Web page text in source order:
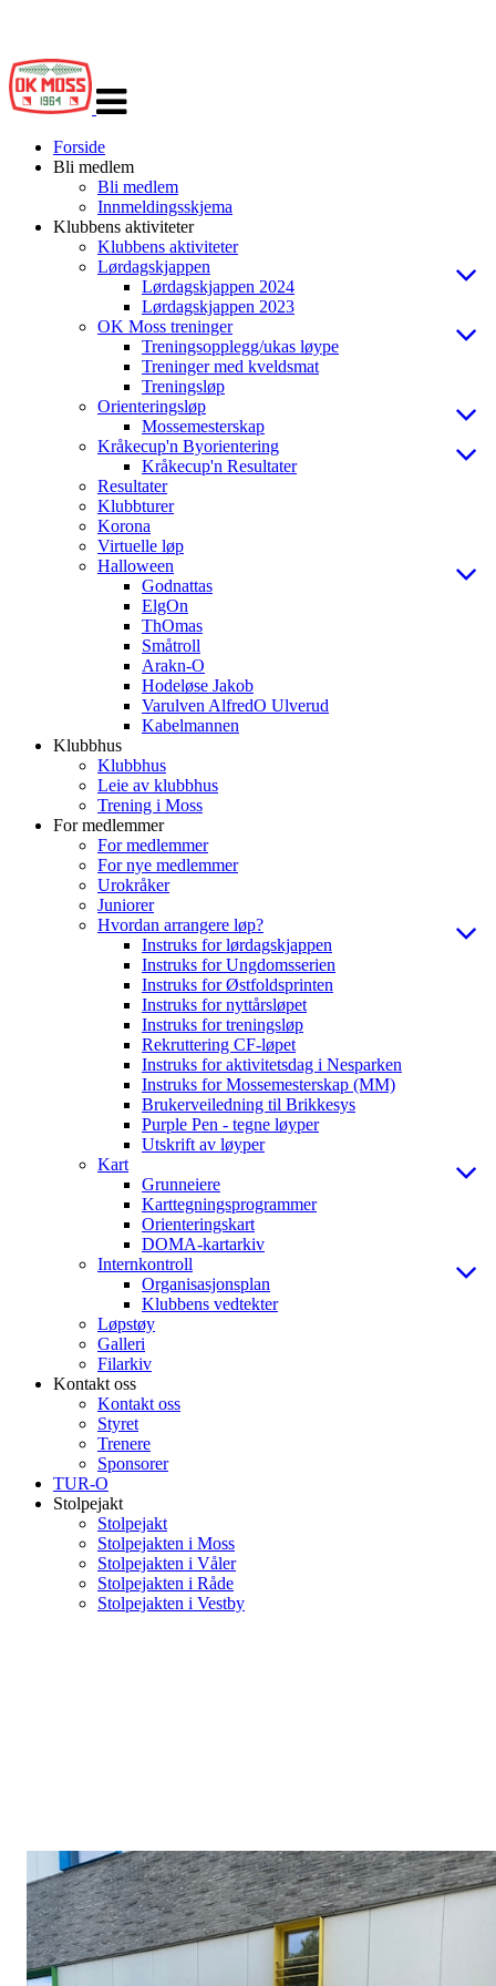
navigasjon
Forside
Bli medlem
Bli medlem
Innmeldingsskjema
Klubbens aktiviteter
Klubbens aktiviteter
Lørdagskjappen
Lørdagskjappen 2024
Lørdagskjappen 2023
OK Moss treninger
Treningsopplegg/ukas løype
Treninger med kveldsmat
Treningsløp
Orienteringsløp
Mossemesterskap
Kråkecup'n Byorientering
Kråkecup'n Resultater
Resultater
Klubbturer
Korona
Virtuelle løp
Halloween
Godnattas
ElgOn
ThOmas
Småtroll
Arakn-O
Hodeløse Jakob
Varulven AlfredO Ulverud
Kabelmannen
Klubbhus
Klubbhus
Leie av klubbhus
Trening i Moss
For medlemmer
For medlemmer
For nye medlemmer
Urokråker
Juniorer
Hvordan arrangere løp?
Instruks for lørdagskjappen
Instruks for Ungdomsserien
Instruks for Østfoldsprinten
Instruks for nyttårsløpet
Instruks for treningsløp
Rekruttering CF-løpet
Instruks for aktivitetsdag i Nesparken
Instruks for Mossemesterskap (MM)
Brukerveiledning til Brikkesys
Purple Pen - tegne løyper
Utskrift av løyper
Kart
Grunneiere
Karttegningsprogrammer
Orienteringskart
DOMA-kartarkiv
Internkontroll
Organisasjonsplan
Klubbens vedtekter
Løpstøy
Galleri
Filarkiv
Kontakt oss
Kontakt oss
Styret
Trenere
Sponsorer
TUR-O
Stolpejakt
Stolpejakt
Stolpejakten i Moss
Stolpejakten i Våler
Stolpejakten i Råde
Stolpejakten i Vestby